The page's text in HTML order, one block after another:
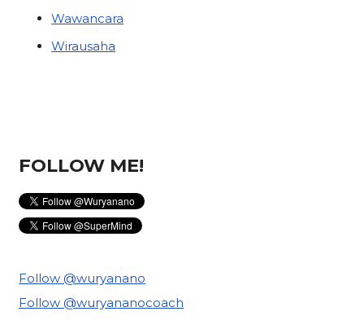
Wawancara
Wirausaha
FOLLOW ME!
Follow @wuryanano
Follow @wuryananocoach